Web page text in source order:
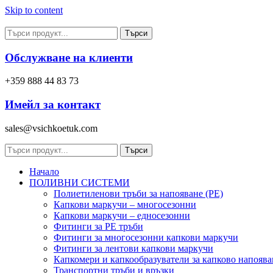
Skip to content
Търси
Обслужване на клиенти
+359 888 44 83 73
Имейл за контакт
sales@vsichkoetuk.com
Търси
Начало
ПОЛИВНИ СИСТЕМИ
Полиетиленови тръби за напояване (PE)
Капкови маркучи – многосезонни
Капкови маркучи – едносезонни
Фитинги за PE тръби
Фитинги за многосезонни капкови маркучи
Фитинги за лентови капкови маркучи
Капкомери и капкообразуватели за капково
Транспортни тръби и връзки